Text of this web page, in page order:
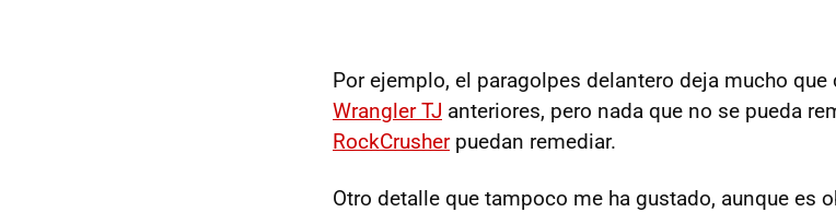
Por ejemplo, el paragolpes delantero deja mucho
Wrangler TJ anteriores, pero nada que no se pueda
RockCrusherpuedan remediar.
Otro detalle que tampoco me ha gustado, aunque es